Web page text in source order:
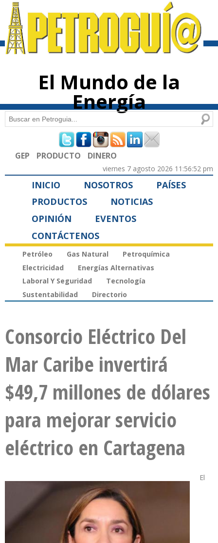
contenido
El Mundo de la
Energía
Formulario de búsqueda
Buscar
GEP PRODUCTO DINERO
viernes 7 agosto 2026 11:56:52 pm
INICIO NOSOTROS
PAÍSES
PRODUCTOS
NOTICIAS
OPINIÓN
EVENTOS
CONTÁCTENOS
Petróleo Gas Natural
Petroquímica
Electricidad
Energías Alternativas
Laboral Y Seguridad
Tecnología
Sustentabilidad
Directorio
Consorcio Eléctrico Del
Mar Caribe invertirá
$49,7 millones de dólares
para mejorar servicio
eléctrico en Cartagena
El